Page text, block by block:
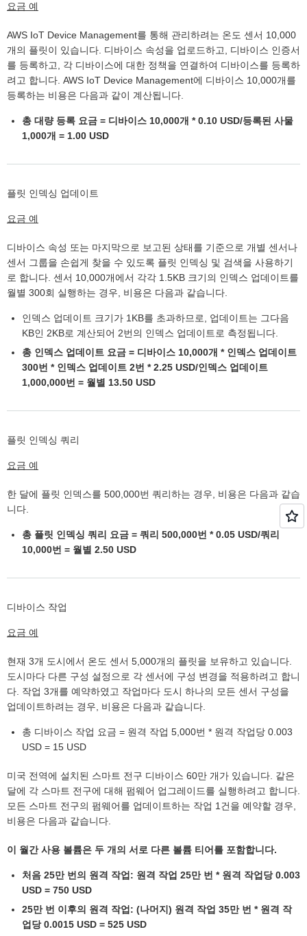
요금 예
AWS IoT Device Management를 통해 관리하려는 온도 센서 10,000
개의 플릿이 있습니다. 디바이스 속성을 업로드하고, 디바이스 인증서
를 등록하고, 각 디바이스에 대한 정책을 연결하여 디바이스를 등록하
려고 합니다. AWS IoT Device Management에 디바이스 10,000개를
등록하는 비용은 다음과 같이 계산됩니다.
총 대량 등록 요금 = 디바이스 10,000개 * 0.10 USD/등록된 사물
1,000개 = 1.00 USD
플릿 인덱싱 업데이트
요금 예
디바이스 속성 또는 마지막으로 보고된 상태를 기준으로 개별 센서나
센서 그룹을 손쉽게 찾을 수 있도록 플릿 인덱싱 및 검색을 사용하기
로 합니다. 센서 10,000개에서 각각 1.5KB 크기의 인덱스 업데이트를
월별 300회 실행하는 경우, 비용은 다음과 같습니다.
인덱스 업데이트 크기가 1KB를 초과하므로, 업데이트는 그다음
KB인 2KB로 계산되어 2번의 인덱스 업데이트로 측정됩니다.
총 인덱스 업데이트 요금 = 디바이스 10,000개 * 인덱스 업데이트
300번 * 인덱스 업데이트 2번 * 2.25 USD/인덱스 업데이트
1,000,000번 = 월별 13.50 USD
플릿 인덱싱 쿼리
요금 예
한 달에 플릿 인덱스를 500,000번 쿼리하는 경우, 비용은 다음과 같습
니다.
총 플릿 인덱싱 쿼리 요금 = 쿼리 500,000번 * 0.05 USD/쿼리
10,000번 = 월별 2.50 USD
디바이스 작업
요금 예
현재 3개 도시에서 온도 센서 5,000개의 플릿을 보유하고 있습니다.
도시마다 다른 구성 설정으로 각 센서에 구성 변경을 적용하려고 합니
다. 작업 3개를 예약하였고 작업마다 도시 하나의 모든 센서 구성을
업데이트하려는 경우, 비용은 다음과 같습니다.
총 디바이스 작업 요금 = 원격 작업 5,000번 * 원격 작업당 0.003
USD = 15 USD
미국 전역에 설치된 스마트 전구 디바이스 60만 개가 있습니다. 같은
달에 각 스마트 전구에 대해 펌웨어 업그레이드를 실행하려고 합니다.
모든 스마트 전구의 펌웨어를 업데이트하는 작업 1건을 예약할 경우,
비용은 다음과 같습니다.
이 월간 사용 볼륨은 두 개의 서로 다른 볼륨 티어를 포함합니다.
처음 25만 번의 원격 작업: 원격 작업 25만 번 * 원격 작업당 0.003
USD = 750 USD
25만 번 이후의 원격 작업: (나머지) 원격 작업 35만 번 * 원격 작
업당 0.0015 USD = 525 USD